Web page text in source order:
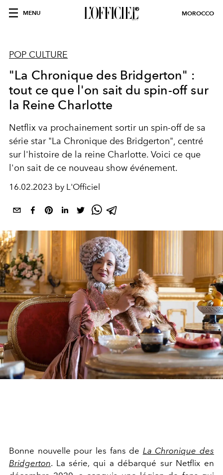
MENU MOROCCO
POP CULTURE
"La Chronique des Bridgerton" :
tout ce que l'on sait du spin-off sur
la Reine Charlotte
Netflix va prochainement sortir un spin-off de sa
série star "La Chronique des Bridgerton", centré
sur l'histoire de la reine Charlotte. Voici ce que
l'on sait de ce nouveau show événement.
16.02.2023 by L'Officiel
Bonne nouvelle pour les fans de La Chronique des
Bridgerton. La série, qui a débarqué sur Netflix en